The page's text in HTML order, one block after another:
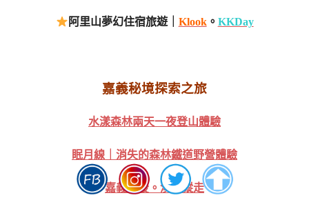
阿里山夢幻住宿旅遊｜ Klook。 KKDay
嘉義秘境探索之旅
水漾森林兩天一夜登山體驗
眠月線｜消失的森林鐵道野營體驗
嘉義南投。溪阿縱走